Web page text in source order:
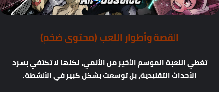
القصةوأطوار اللعب(محتوىضخم)
تغطياللعبةالموسمالأخيرمنالأنمي،لكنهالاتكتفيبسرد
الأحداثالتقليدية،بلتوسعتبشكلكبيرفيالأنشطة.